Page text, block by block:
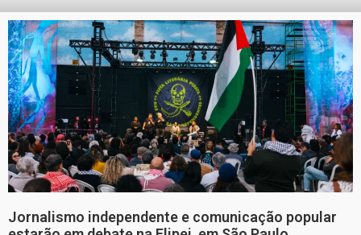
Jornalismo independente e comunicação popular